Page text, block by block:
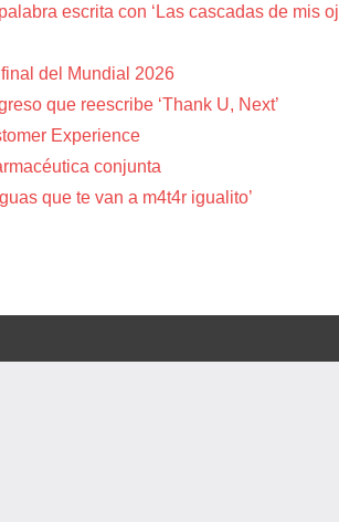
escrita con ‘Las cascadas de mis
del Mundial 2026
que reescribe ‘Thank U, Next’
Experience
conjunta
que te van a m4t4r igualito’